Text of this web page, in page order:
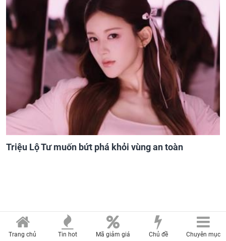
Triệu Lộ Tư muốn bứt phá khỏi vùng an toàn
Trang chủ Tin hot Mã giảm giá Chủ đề Chuyên mục